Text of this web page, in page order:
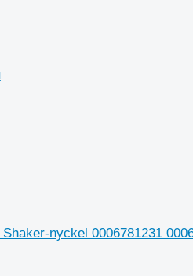
.
nyckel 0006781231